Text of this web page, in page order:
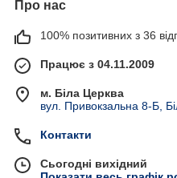
Про нас
100% позитивних з 36
Працює з 04.11.2009
м. Біла Церква
вул. Привокзальна 8-Б,
Контакти
Сьогодні вихідний